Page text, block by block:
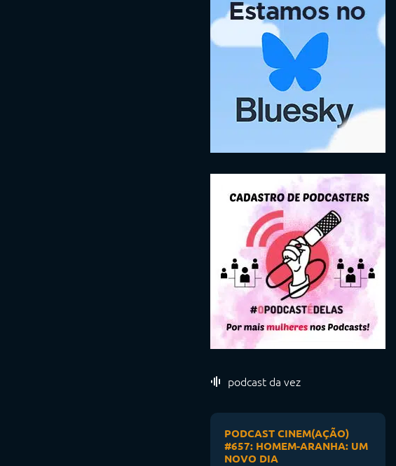
podcast da vez
PODCAST CINEM(AÇÃO)
#657: HOMEM-ARANHA: UM
NOVO DIA